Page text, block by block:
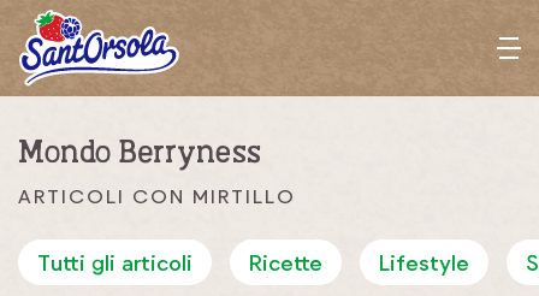
M
e
Mondo Berryness
ARTICOLI CON MIRTILLO
Tutti gli articoli Ricette Lifestyle